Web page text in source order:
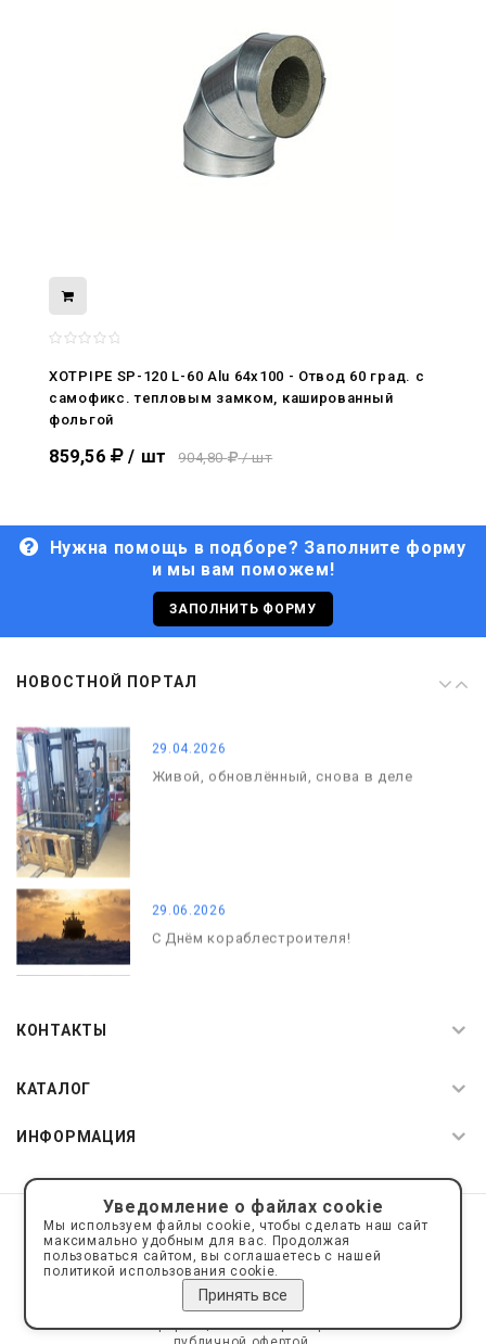
XOTPIPE SP-120 L-60 Alu 64x100 - Отвод 60 град. c
самофикс. тепловым замком, кашированный
фольгой
859,56 / шт 904,80 / шт
Нужна помощь в подборе? Заполните форму
и мы вам поможем!
ЗАПОЛНИТЬ ФОРМУ
НОВОСТНОЙ ПОРТАЛ
нами
29.06.2026
С Днём кораблестроителя!
С Днём Победы. Память, которая с
29.04.2026
Живой, обновлённый, снова в деле
29.06.2026
С Днём кораблестроителя!
КОНТАКТЫ
КАТАЛОГ
ИНФОРМАЦИЯ
© 2019—2026 Интернет пространство АкваРос
sale@a-ros.ru
Политика конфиденциальности
Политика обработки персональных данных
Сайт носит информационный характер и не является
Уведомление о файлах cookie
Мы используем файлы cookie, чтобы сделать наш сайт
максимально удобным для вас. Продолжая
пользоваться сайтом, вы соглашаетесь с нашей
политикой использования cookie.
Принять все